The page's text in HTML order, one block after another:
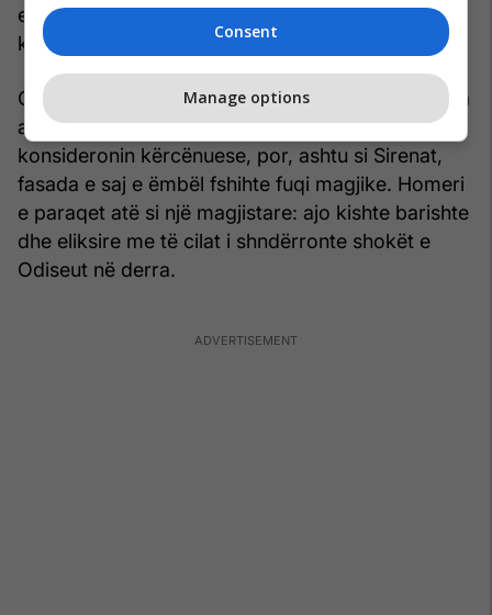
e tyre magjepsëse. Sado e bukur të tingëllojë
kënga e tyre, Sirenat janë vdekjeprurëse.
Circe ishte një tjetër bukuri e rrezikshme. Pak nga
ata që e takonin për herë të parë do ta
konsideronin kërcënuese, por, ashtu si Sirenat,
fasada e saj e ëmbël fshihte fuqi magjike. Homeri
e paraqet atë si një magjistare: ajo kishte barishte
dhe eliksire me të cilat i shndërronte shokët e
Odiseut në derra.
Consent
Manage options